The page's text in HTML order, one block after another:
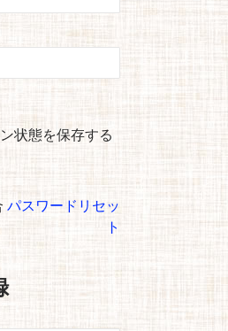
状態を保存する
パスワードリセッ
ト